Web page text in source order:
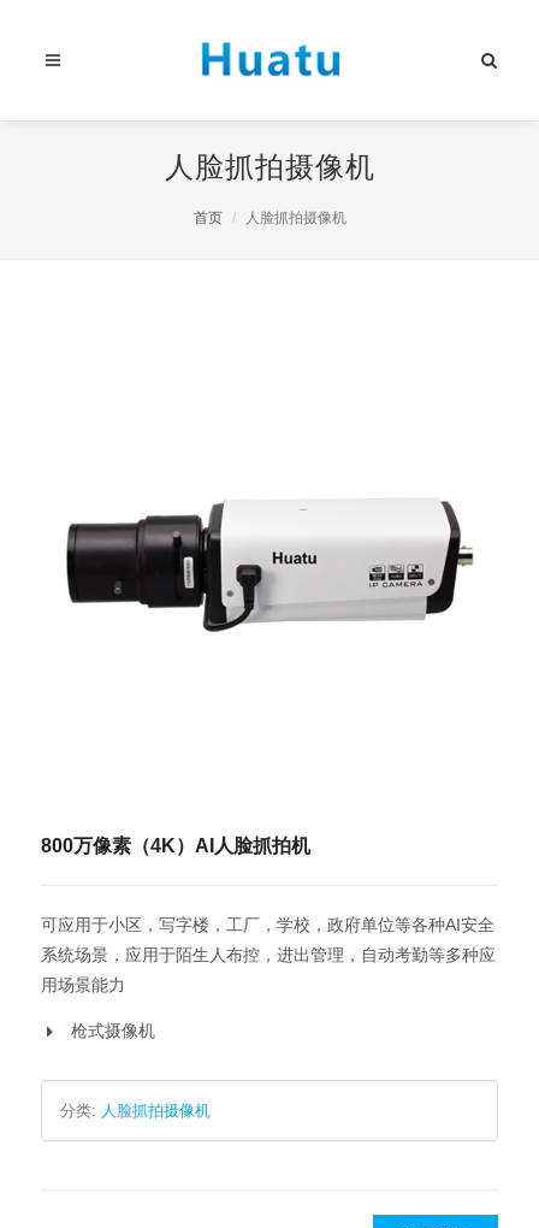
人脸抓拍摄像机
首页 人脸抓拍摄像机
800万像素（4K）AI人脸抓拍机
可应用于小区，写字楼，工厂，学校，政府单位等各种AI安全
系统场景，应用于陌生人布控，进出管理，自动考勤等多种应
用场景能力
枪式摄像机
分类: 人脸抓拍摄像机